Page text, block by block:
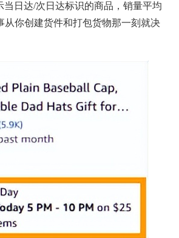
当日达/次日达标识的商品，销量平均
从你创建货件和打包货物那一刻就决